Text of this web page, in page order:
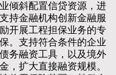
倾斜配置信贷资源，进
持金融机构创新金融服
开展工程担保业务的专
。支持符合条件的企业
务融资工具，以及境外
，扩大直接融资规模。